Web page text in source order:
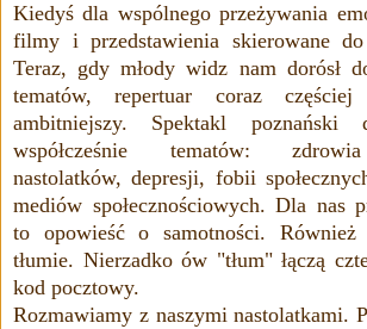
Kiedyś dla wspólnego przeżywania
filmy i przedstawienia skierowane do
Teraz, gdy młody widz nam dorósł
tematów, repertuar coraz
ambitniejszy. Spektakl poznański
współcześnie tematów:
nastolatków, depresji, fobii
mediów społecznościowych. Dla nas
to opowieść o samotności.
tłumie. Nierzadko ów "tłum" łączą
kod pocztowy.
Rozmawiamy z naszymi nastolatkami.